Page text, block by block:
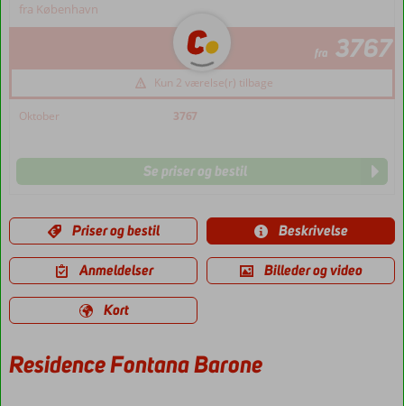
fra København
fra 3767
Kun 2 værelse(r) tilbage
Oktober 3767
Se priser og bestil
Priser og bestil Beskrivelse
Anmeldelser Billeder og video
Kort
Residence Fontana Barone